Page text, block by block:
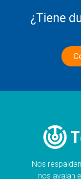
¿Tiene
Nos
nos avalan